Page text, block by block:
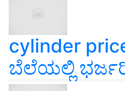
cylinder
ಬೆಲೆಯಲ್ಲಿ